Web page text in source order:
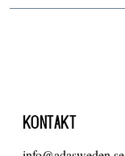
KONTAKT